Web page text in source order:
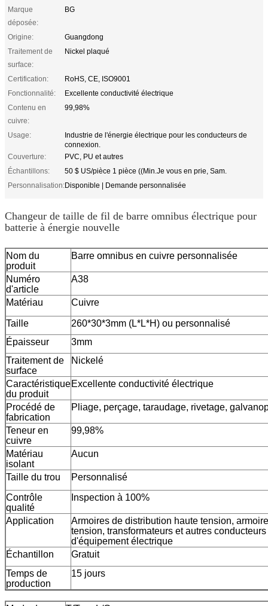
Marque
déposée:
BG
Origine:
Guangdong
Traitement de
surface:
Nickel plaqué
Certification:
RoHS, CE, ISO9001
Fonctionnalité:
Excellente conductivité électrique
Contenu en
cuivre:
99,98%
Usage:
Industrie de l'énergie électrique pour les conducteurs de
connexion.
Couverture:
PVC, PU et autres
Échantillons:
50 $ US/pièce 1 pièce ((Min.Je vous en prie, Sam.
Personnalisation:Disponible | Demande personnalisée
Changeur de taille de fil de barre omnibus électrique pour
batterie à énergie nouvelle
Nom du
produit
Barre omnibus en cuivre personnalisée
Numéro
d'article
A38
Matériau Cuivre
Taille
260*30*3mm (L*L*H) ou personnalisé
Épaisseur
3mm
Traitement de
surface
Nickelé
Caractéristique
du produit
Excellente conductivité électrique
Procédé de
fabrication
Pliage, perçage, taraudage, rivetage,
Teneur en
cuivre
99,98%
Matériau
isolant
Aucun
Taille du trou
Personnalisé
Contrôle
qualité
Inspection à 100%
Application
Armoires de distribution haute tension,
tension, transformateurs et autres
d'équipement électrique
Échantillon
Gratuit
Temps de
production
15 jours